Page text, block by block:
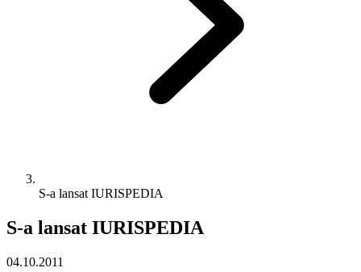
S-a lansat IURISPEDIA
S-a lansat IURISPEDIA
04.10.2011